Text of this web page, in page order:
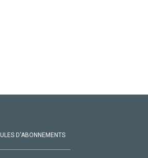
D'ABONNEMENTS